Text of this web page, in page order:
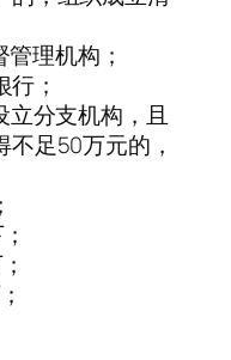
理机构；
；
立分支机构，且
足50万元的，